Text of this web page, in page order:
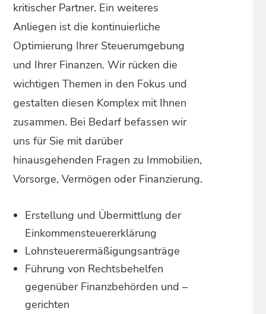
kritischer Partner. Ein weiteres
Anliegen ist die kontinuierliche
Optimierung Ihrer Steuerumgebung
und Ihrer Finanzen. Wir rücken die
wichtigen Themen in den Fokus und
gestalten diesen Komplex mit Ihnen
zusammen. Bei Bedarf befassen wir
uns für Sie mit darüber
hinausgehenden Fragen zu Immobilien,
Vorsorge, Vermögen oder Finanzierung.
Erstellung und Übermittlung der
Einkommensteuererklärung
Lohnsteuerermäßigungsanträge
Führung von Rechtsbehelfen
gegenüber Finanzbehörden und –
gerichten